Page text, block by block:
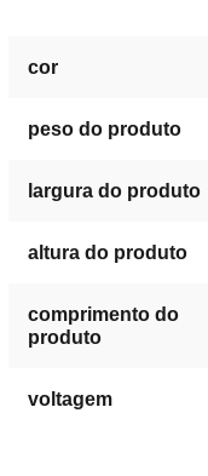
cor
peso do produto
largura do produto
altura do produto
comprimento do
produto
voltagem